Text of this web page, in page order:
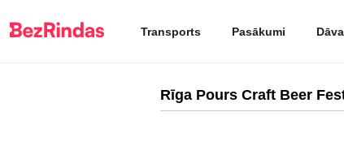
Transports Pasākumi
Rīga Pours Craft Beer